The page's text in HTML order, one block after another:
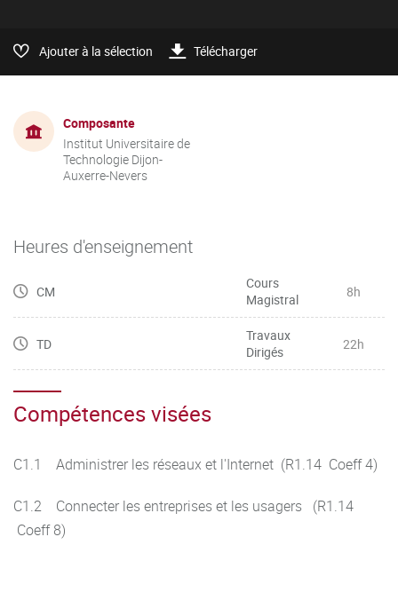
Ajouter à la sélection Télécharger
Composante
Institut Universitaire de
Technologie Dijon-
Auxerre-Nevers
Heures d'enseignement
CM
Cours
Magistral
8h
TD
Travaux
Dirigés
22h
Compétences visées
C1.1 Administrer les réseaux et l'Internet (R1.14 Coeff 4)
C1.2 Connecter les entreprises et les usagers (R1.14
Coeff 8)